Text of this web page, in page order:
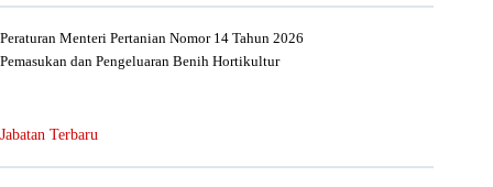
Peraturan Menteri Pertanian Nomor 14 Tahun 2026
Pemasukan dan Pengeluaran Benih Hortikultur
Jabatan Terbaru